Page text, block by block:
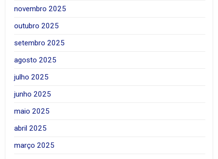
novembro 2025
outubro 2025
setembro 2025
agosto 2025
julho 2025
junho 2025
maio 2025
abril 2025
março 2025